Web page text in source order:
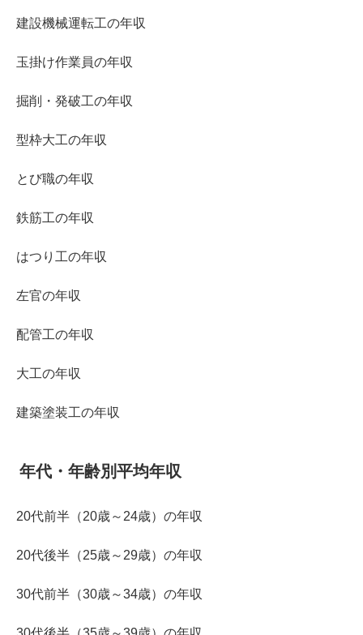
建設機械運転工の年収
玉掛け作業員の年収
掘削・発破工の年収
型枠大工の年収
とび職の年収
鉄筋工の年収
はつり工の年収
左官の年収
配管工の年収
大工の年収
建築塗装工の年収
年代・年齢別平均年収
20代前半（20歳～24歳）の年収
20代後半（25歳～29歳）の年収
30代前半（30歳～34歳）の年収